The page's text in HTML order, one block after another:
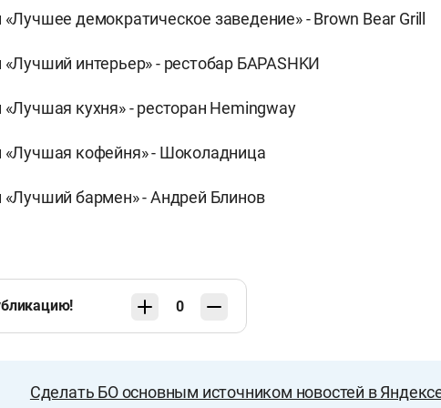
демократическое заведение» - Brown Bear Grill
интерьер» - рестобар БАРАSHKИ
кухня» - ресторан Hemingway
«Лучшая кофейня» - Шоколадница
«Лучший бармен» - Андрей Блинов
0
Сделать БО основным источником новостей в